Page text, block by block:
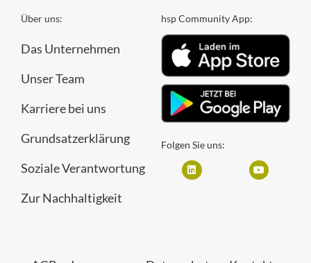
Über uns:
Das Unternehmen
Unser Team
Karriere bei uns
Grundsatzerklärung
Soziale Verantwortung
Zur Nachhaltigkeit
hsp Community App:
Folgen Sie uns: